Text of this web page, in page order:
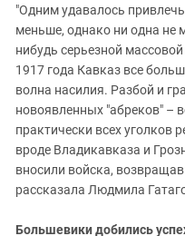
"Одним удавалось
меньше, однако ни одна не
нибудь серьезной
1917 года Кавказ все
волна насилия. Разбой и
новоявленных "абреков" –
практически всех уголков
вроде Владикавказа и
вносили войска,
рассказала Людмила
Большевики добились